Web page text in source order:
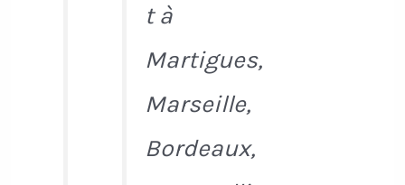
t à
Martigues,
Marseille,
Bordeaux,